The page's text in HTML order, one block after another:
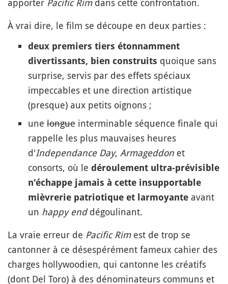
apporter Pacific Rimdans cette confrontation.
À vrai dire, le film se découpe en deux parties :
deux premiers tiers étonnamment
divertissants, bien construits quoique sans
surprise, servis par des effets spéciaux
impeccables et une direction artistique
(presque) aux petits oignons ;
une longue interminable séquence finale qui
rappelle les plus mauvaises heures
d'Independance Day, Armageddon et
consorts, où le déroulement ultra-prévisible
n'échappe jamais à cette insupportable
mièvrerie patriotique et larmoyante avant
un happy enddégoulinant.
La vraie erreur de Pacific Rimest de trop se
cantonner à ce désespérément fameux cahier des
charges hollywoodien, qui cantonne les créatifs
(dont Del Toro) à des dénominateurs communs et